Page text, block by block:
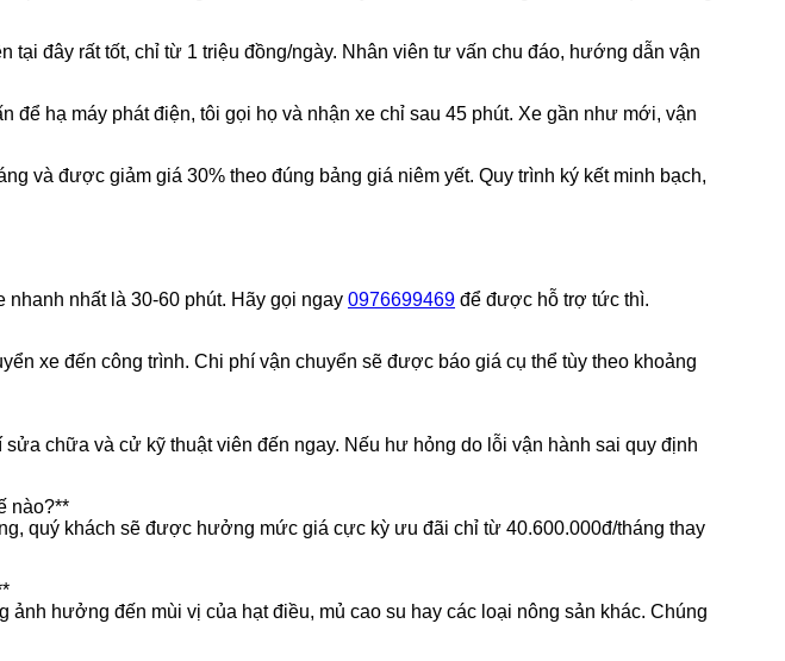
tại đây rất tốt, chỉ từ 1 triệu đồng/ngày. Nhân viên tư vấn chu đáo, hướng dẫn vận
để hạ máy phát điện, tôi gọi họ và nhận xe chỉ sau 45 phút. Xe gần như mới, vận
và được giảm giá 30% theo đúng bảng giá niêm yết. Quy trình ký kết minh bạch,
nhanh nhất là 30-60 phút. Hãy gọi ngay 0976699469 để được hỗ trợ tức thì.
xe đến công trình. Chi phí vận chuyển sẽ được báo giá cụ thể tùy theo khoảng
chữa và cử kỹ thuật viên đến ngay. Nếu hư hỏng do lỗi vận hành sai quy định
nào?**
quý khách sẽ được hưởng mức giá cực kỳ ưu đãi chỉ từ 40.600.000đ/tháng thay
hưởng đến mùi vị của hạt điều, mủ cao su hay các loại nông sản khác. Chúng